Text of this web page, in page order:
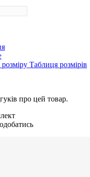
Таблиця розмірів
про цей товар.